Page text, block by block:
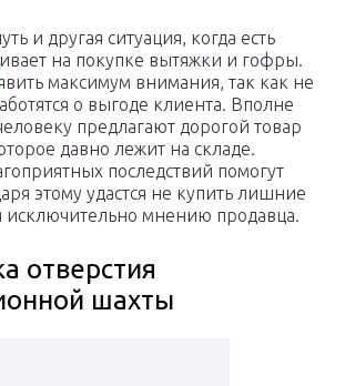
и другая ситуация, когда есть
на покупке вытяжки и гофры.
максимум внимания, так как не
о выгоде клиента. Вполне
предлагают дорогой товар
давно лежит на складе.
последствий помогут
этому удастся не купить лишние
исключительно мнению продавца.
отверстия
шахты